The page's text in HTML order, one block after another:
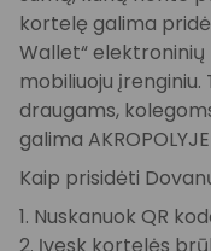
kortelę galima
Wallet“
mobiliuoju
draugams,
galima
Kaip prisidėti
1. Nuskanuok QR